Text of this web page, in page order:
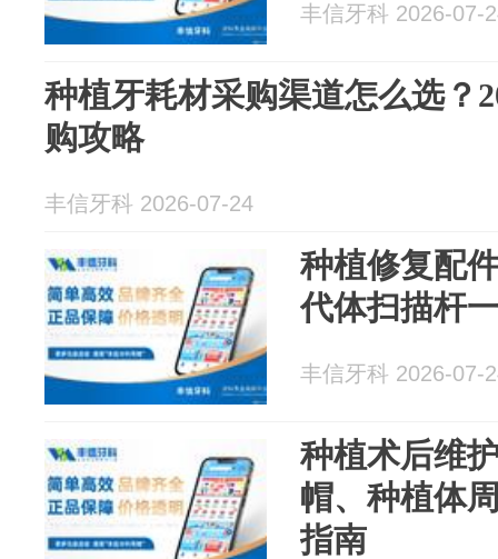
丰信牙科 2026-07-
种植牙耗材采购渠道怎么选？
购攻略
丰信牙科 2026-07-24
种植修复配
代体扫描杆
丰信牙科 2026-07-
种植术后维
帽、种植体
指南